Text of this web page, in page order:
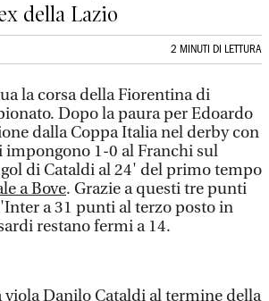
della Lazio
2 MINUTI DI LETTURA
la corsa della Fiorentina di
Dopo la paura per Edoardo
dalla Coppa Italia nel derby con
1-0 al Franchi sul
di Cataldi al 24' del primo tempo
a Bove. Grazie a questi tre punti
a 31 punti al terzo posto in
restano fermi a 14.
Danilo Cataldi al termine della